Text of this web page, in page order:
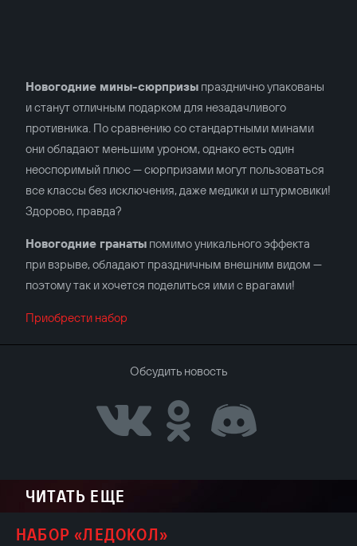
Новогодние мины-сюрпризы празднично упакованы
и станут отличным подарком для незадачливого
противника. По сравнению со стандартными минами
они обладают меньшим уроном, однако есть один
неоспоримый плюс — сюрпризами могут пользоваться
все классы без исключения, даже медики и штурмовики!
Здорово, правда?
Новогодние гранаты помимо уникального эффекта
при взрыве, обладают праздничным внешним видом —
поэтому так и хочется поделиться ими с врагами!
Приобрести набор
Обсудить новость
ЧИТАТЬ ЕЩЕ
НАБОР «ЛЕДОКОЛ»